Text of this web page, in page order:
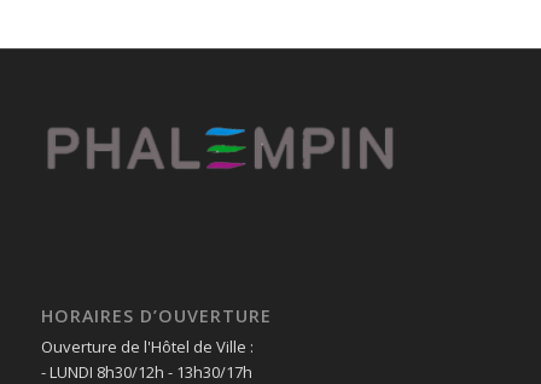
HORAIRES D’OUVERTURE
Ouverture de l'Hôtel de Ville :
- LUNDI 8h30/12h - 13h30/17h